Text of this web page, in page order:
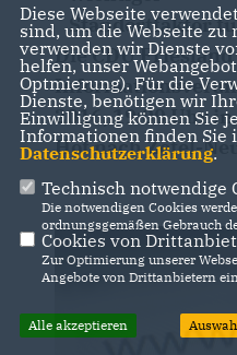
Standortfaktor
Die CDU
2016, 19:00 Uhr
Hof nach Zetel-
Diese Webseite
sind, um die Webseite zu
verwenden wir Dienste
helfen, unser
Optmierung). Für die
Dienste, benötigen wir
Einwilligung können Sie
Informationen finden Sie
Datenschutzerklärung.
Technisch notwendige
Die notwendigen Cookies
ordnungsgemäßen Gebrauch
Cookies von
Zur Optimierung unserer
Angebote von Drittanbietern
Alle akzeptieren